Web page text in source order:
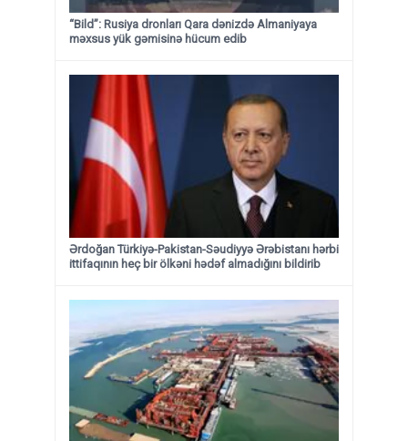
“Bild”: Rusiya dronları Qara dənizdə Almaniyaya
məxsus yük gəmisinə hücum edib
Ərdoğan Türkiyə-Pakistan-Səudiyyə Ərəbistanı hərbi
ittifaqının heç bir ölkəni hədəf almadığını bildirib